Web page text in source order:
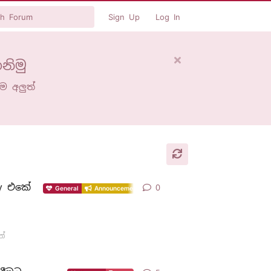
Sign Up Log In
අලුත්
එකේ
General Announcements 0